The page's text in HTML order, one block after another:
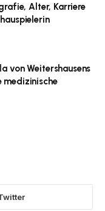
Alter, Karriere
von Weitershausens
medizinische